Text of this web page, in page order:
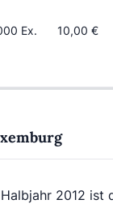
Ex. 10,00 €
2012 ist